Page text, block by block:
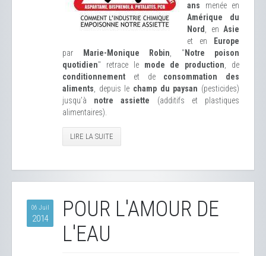
ans menée en
Amérique du
Nord
, en Asie
et en Europe
par
Marie-Monique Robin , " Notre poison
quotidien" retrace le mode de production , de
conditionnement et de consommation des
aliments , depuis le champ du paysan (pesticides)
jusqu’à notre assiette (additifs et plastiques
alimentaires).
LIRE LA SUITE
06 Juil
2014
POUR L'AMOUR DE
L'EAU